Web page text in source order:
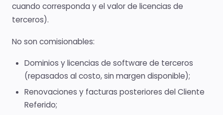
cuando corresponda y el valor de licencias de
terceros).
No son comisionables:
Dominios y licencias de software de terceros
(repasados al costo, sin margen disponible);
Renovaciones y facturas posteriores del Cliente
Referido;